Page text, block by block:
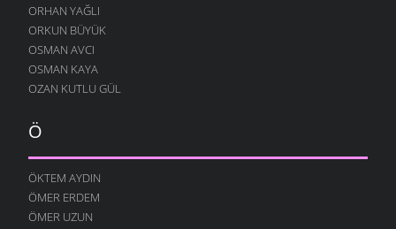
ORHAN YAĞLI
ORKUN BÜYÜK
OSMAN AVCI
OSMAN KAYA
OZAN KUTLU GÜL
Ö
ÖKTEM AYDIN
ÖMER ERDEM
ÖMER UZUN